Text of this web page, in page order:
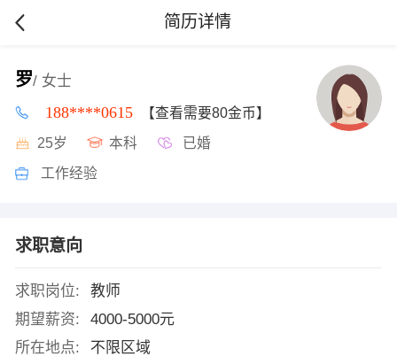
简历详情
罗/ 女士
188****0615 【查看需要80金币】
25岁 本科 已婚
工作经验
求职意向
求职岗位:
教师
期望薪资:
4000-5000元
所在地点:
不限区域